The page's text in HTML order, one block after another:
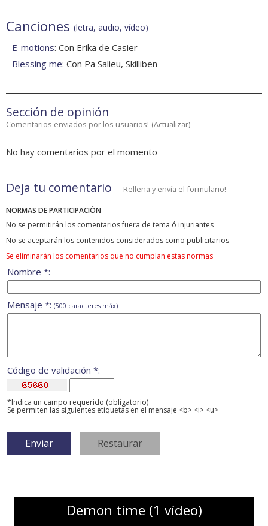
Canciones (letra, audio, vídeo)
E-motions: Con Erika de Casier
Blessing me: Con Pa Salieu, Skilliben
Sección de opinión
Comentarios enviados por los usuarios! (Actualizar)
No hay comentarios por el momento
Deja tu comentario Rellena y envía el formulario!
NORMAS DE PARTICIPACIÓN
No se permitirán los comentarios fuera de tema ó injuriantes
No se aceptarán los contenidos considerados como publicitarios
Se eliminarán los comentarios que no cumplan estas normas
Nombre *:
Mensaje *: (500 caracteres máx)
Código de validación *:
*Indica un campo requerido (obligatorio)
Se permiten las siguientes etiquetas en el mensaje <b> <i> <u>
Demon time (1 vídeo)